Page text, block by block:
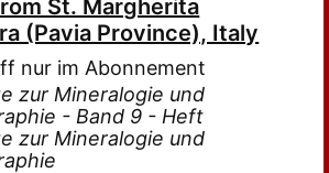
St. Margherita
(Pavia Province), Italy
nur im Abonnement
zur Mineralogie und
- Band 9 - Heft
zur Mineralogie und